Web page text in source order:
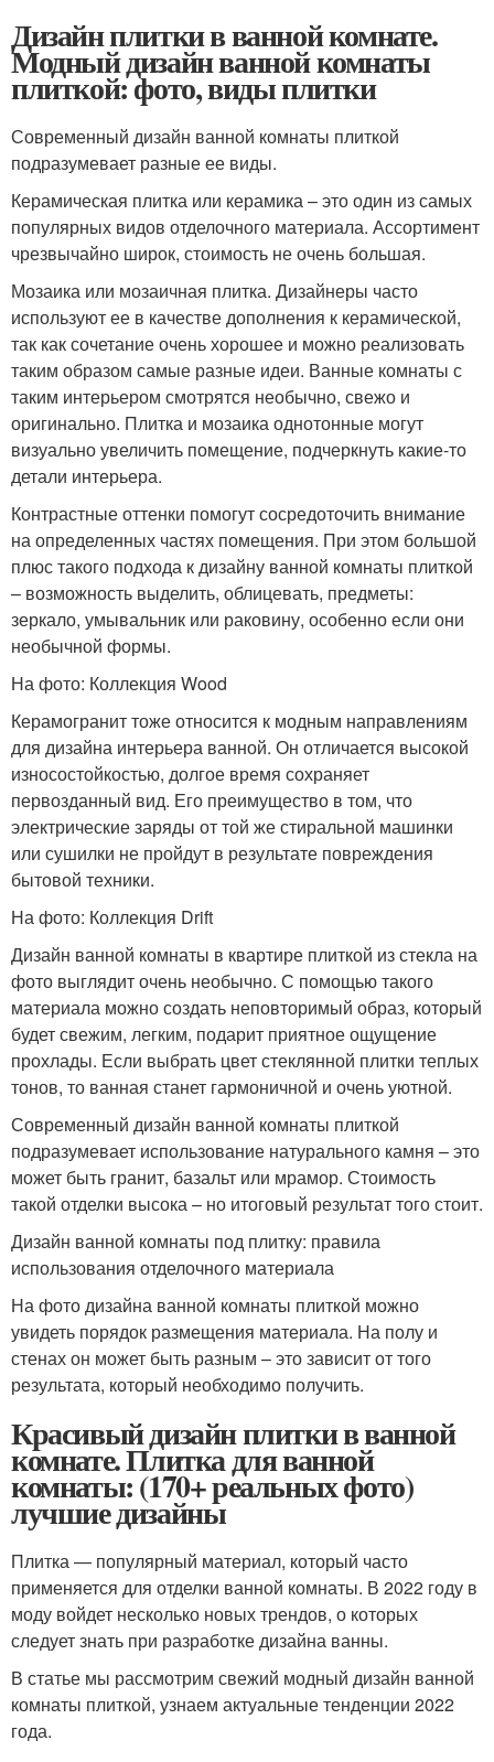
Дизайн плитки в ванной комнате.
Модный дизайн ванной комнаты
плиткой: фото, виды плитки
Современный дизайн ванной комнаты плиткой
подразумевает разные ее виды.
Керамическая плитка или керамика – это один из самых
популярных видов отделочного материала. Ассортимент
чрезвычайно широк, стоимость не очень большая.
Мозаика или мозаичная плитка. Дизайнеры часто
используют ее в качестве дополнения к керамической,
так как сочетание очень хорошее и можно реализовать
таким образом самые разные идеи. Ванные комнаты с
таким интерьером смотрятся необычно, свежо и
оригинально. Плитка и мозаика однотонные могут
визуально увеличить помещение, подчеркнуть какие-то
детали интерьера.
Контрастные оттенки помогут сосредоточить внимание
на определенных частях помещения. При этом большой
плюс такого подхода к дизайну ванной комнаты плиткой
– возможность выделить, облицевать, предметы:
зеркало, умывальник или раковину, особенно если они
необычной формы.
На фото: Коллекция Wood
Керамогранит тоже относится к модным направлениям
для дизайна интерьера ванной. Он отличается высокой
износостойкостью, долгое время сохраняет
первозданный вид. Его преимущество в том, что
электрические заряды от той же стиральной машинки
или сушилки не пройдут в результате повреждения
бытовой техники.
На фото: Коллекция Drift
Дизайн ванной комнаты в квартире плиткой из стекла на
фото выглядит очень необычно. С помощью такого
материала можно создать неповторимый образ, который
будет свежим, легким, подарит приятное ощущение
прохлады. Если выбрать цвет стеклянной плитки теплых
тонов, то ванная станет гармоничной и очень уютной.
Современный дизайн ванной комнаты плиткой
подразумевает использование натурального камня – это
может быть гранит, базальт или мрамор. Стоимость
такой отделки высока – но итоговый результат того стоит.
Дизайн ванной комнаты под плитку: правила
использования отделочного материала
На фото дизайна ванной комнаты плиткой можно
увидеть порядок размещения материала. На полу и
стенах он может быть разным – это зависит от того
результата, который необходимо получить.
Красивый дизайн плитки в ванной
комнате. Плитка для ванной
комнаты: (170+ реальных фото)
лучшие дизайны
Плитка — популярный материал, который часто
применяется для отделки ванной комнаты. В 2022 году в
моду войдет несколько новых трендов, о которых
следует знать при разработке дизайна ванны.
В статье мы рассмотрим свежий модный дизайн ванной
комнаты плиткой, узнаем актуальные тенденции 2022
года.